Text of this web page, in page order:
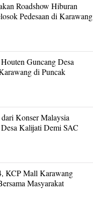
Roadshow Hiburan
Pedesaan di Karawang
Guncang Desa
di Puncak
Konser Malaysia
Kalijati Demi SAC
KCP Mall Karawang
Masyarakat